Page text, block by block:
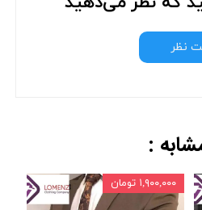
نظر
۱,۹۰۰,۰۰۰ تومان
: